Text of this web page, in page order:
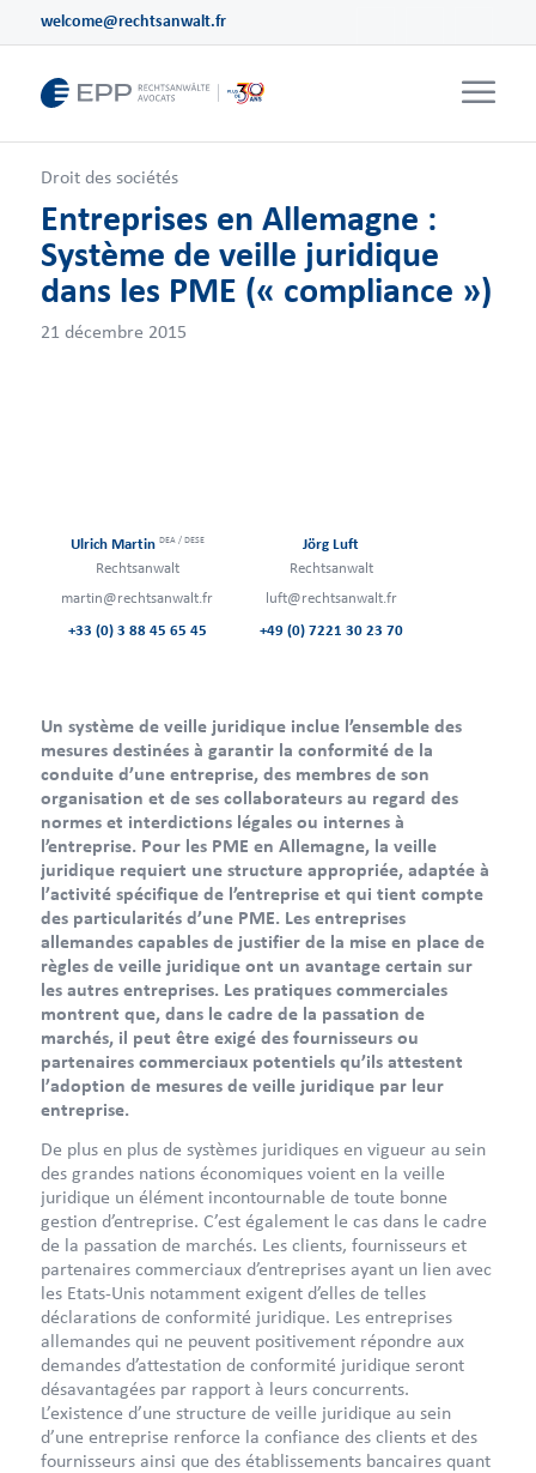
welcome@rechtsanwalt.fr
Droit des sociétés
Entreprises en Allemagne :
Système de veille juridique
dans les PME (« compliance »)
Ulrich Martin DEA / DESE
Rechtsanwalt
martin@rechtsanwalt.fr
+33 (0) 3 88 45 65 45
Jörg Luft
Rechtsanwalt
luft@rechtsanwalt.fr
+49 (0) 7221 30 23 70
Un système de veille juridique inclue l’ensemble des
mesures destinées à garantir la conformité de la
conduite d’une entreprise, des membres de son
organisation et de ses collaborateurs au regard des
normes et interdictions légales ou internes à
l’entreprise. Pour les PME en Allemagne, la veille
juridique requiert une structure appropriée, adaptée à
l’activité spécifique de l’entreprise et qui tient compte
des particularités d’une PME. Les entreprises
allemandes capables de justifier de la mise en place de
règles de veille juridique ont un avantage certain sur
les autres entreprises. Les pratiques commerciales
montrent que, dans le cadre de la passation de
marchés, il peut être exigé des fournisseurs ou
partenaires commerciaux potentiels qu’ils attestent
l’adoption de mesures de veille juridique par leur
entreprise.
De plus en plus de systèmes juridiques en vigueur au sein
des grandes nations économiques voient en la veille
juridique un élément incontournable de toute bonne
gestion d’entreprise. C’est également le cas dans le cadre
de la passation de marchés. Les clients, fournisseurs et
partenaires commerciaux d’entreprises ayant un lien avec
les Etats-Unis notamment exigent d’elles de telles
déclarations de conformité juridique. Les entreprises
allemandes qui ne peuvent positivement répondre aux
demandes d’attestation de conformité juridique seront
désavantagées par rapport à leurs concurrents.
L’existence d’une structure de veille juridique au sein
d’une entreprise renforce la confiance des clients et des
fournisseurs ainsi que des établissements bancaires quant
21 décembre 2015